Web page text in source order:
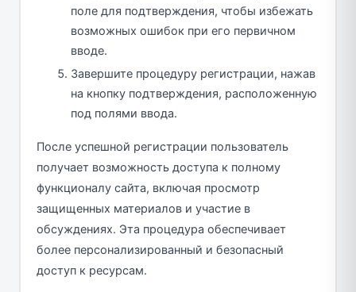
поле для подтверждения, чтобы избежать
возможных ошибок при его первичном
вводе.
Завершите процедуру регистрации, нажав
на кнопку подтверждения, расположенную
под полями ввода.
После успешной регистрации пользователь
получает возможность доступа к полному
функционалу сайта, включая просмотр
защищенных материалов и участие в
обсуждениях. Эта процедура обеспечивает
более персонализированный и безопасный
доступ к ресурсам.